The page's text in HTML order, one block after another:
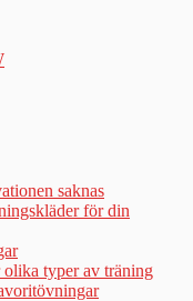
saknas
för din
olika typer av träning